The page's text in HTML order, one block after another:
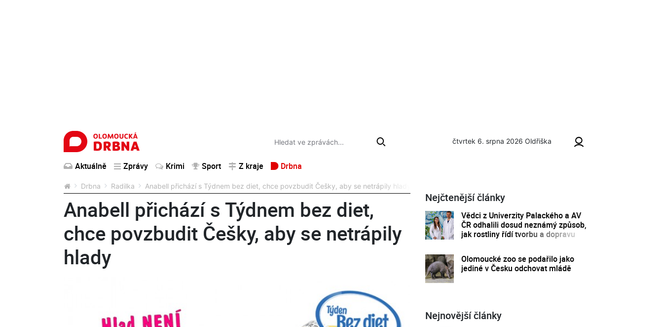
čtvrtek 6. srpna 2026 Oldřiška
Aktuálně Zprávy Krimi Sport Z kraje Drbna
Drbna Radilka Anabell přichází s Týdnem bez diet, chce povzbudit Češky, aby se netrápily hlady
Anabell přichází s Týdnem bez diet,
chce povzbudit Češky, aby se netrápily
hlady
Nejčtenější články
Vědci z Univerzity Palackého a AV
ČR odhalili dosud neznámý způsob,
jak rostliny řídí tvorbu a dopravu
Olomoucké zoo se podařilo jako
jediné v Česku odchovat mládě
Nejnovější články